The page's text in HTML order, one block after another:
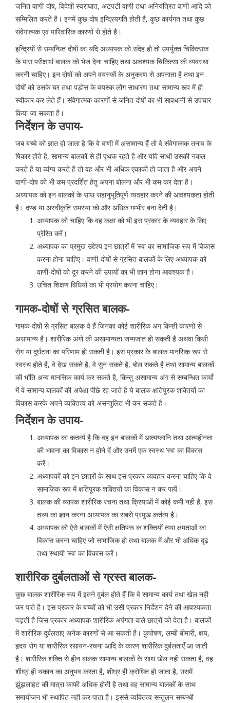
जनित वाणी-दोष, विदेशी स्वराघात, अटपटी वाणी तथा अनियंत्रित वाणी आदि को
सम्मिलित करते है। इनमें कुछ दोष इन्द्रियगति होती है, कुछ कार्यगत तथा कुछ
संवेगात्मक एवं पारिवारिक कारणों से होते है।
इन्द्रियों से सम्बन्धित दोषों का यदि अध्यापक को संदेह हो तो उपर्युक्त चिकित्सक
के पास परीक्षार्थ बालक को भेज देना चाहिए तथा आवश्यक चिकित्सा की व्यवस्था
करनी चाहिए। इन दोषों को अपने वयस्कों के अनुकरण से अपनाता है तथा इन
दोषों को उसके घर तथा पड़ोस के वयस्क लोग साधारण तथा सामान्य रूप में ही
स्वीकार कर लेते हैं। संवेगात्मक कारणों से जनित दोषों का भी सावधानी से उपचार
किया जा सकता है।
निर्देशन के उपाय-
जब बच्चे को ज्ञात हो जाता है कि वे वाणी में असामान्य हैं तो वे संवेगात्मक तनाव के
षिकार होते है, सामान्य बालकों से ही पृथक रहते है और यदि साथी उसकी नकल
करते है या व्यंग्य करते है तो वह और भी अधिक एकाकी हो जाता है और अपने
वाणी-दोष को भी कम प्रदर्शित हेतु अपना बोलना और भी कम कर देता है।
अध्यापक को इन बालकों के साथ सहानुभूतिपूर्ण व्यवहार करने की आवश्यकता होती
है। दण्ड या अस्वीकृति समस्या को और अधिक गम्भीर बना देती है।
अध्यापक को चाहिए कि वह कक्षा को भी इस प्रकार के व्यवहार के लिए
प्रेरित करें।
अध्यापक का प्रमुख उद्देश्य इन छात्रों में ‘स्व’ का सामाजिक रूप में विकास
करना होना चाहिए। वाणी-दोषों से ग्रसित बालकों के लिए अध्यापक को
वाणी-दोषों को दूर करने की उपायों का भी ज्ञान होना आवश्यक है।
उचित शिक्षण विधियों का भी प्रयोग करना चाहिए।
गामक-दोषों से ग्रसित बालक-
गामक-दोषों से ग्रसित बालक वे हैं जिनका कोई शारीरिक अंग किन्ही कारणों से
असामान्य है। शारीरिक अंगों की असामान्यता जन्मजात हो सकती है अथवा किसी
रोग या दुर्घटना का परिणाम हो सकती है। इस प्रकार के बालक मानसिक रूप से
स्वस्थ होते है, वे देख सकते है, वे सुन सकते है, बोल सकते है तथा सामान्य बालकों
की भाँति अन्य मानसिक कार्य कर सकते है, किन्तु असामान्य अंग से सम्बन्धित कार्यो
में वे सामान्य बालकों की अपेक्षा पीछे रह जाते है ये बालक क्षतिपूरक शक्तियों का
विकास करके अपने व्यक्तित्व को असन्तुलित भी कर सकते है।
निर्देशन के उपाय-
अध्यापक का कतर्व्य है कि वह इन बालकों में आत्मग्लानि तथा आत्महीनता
की भावना का विकास न होने दें और उनमें एक स्वस्थ ‘स्व’ का विकास
करें।
अध्यापकाें को इन छात्राें के साथ इस प्रकार व्यवहार करना चाहिए कि वे
सामाजिक रूप में क्षतिपूरक शक्तियों का विकास न कर पायें।
बालक की व्यापक शारीरिक रचना तथा क्रियाओं में कोई कमी नही है, इस
तथ्य का ज्ञान करना अध्यापक का सबसे प्रमुख कर्तव्य है।
अध्यापक को ऐसे बालकों में ऐसी क्षतिपरू क शक्तियों तथा क्षमताओं का
विकास करना चाहिए जो सामाजिक हो तथा बालक में और भी अधिक दृढ़
तथा स्थायी ‘स्व’ का विकास करें।
शारीरिक दुर्बलताओं से ग्रस्त बालक-
कुछ बालक शारीरिक रूप में इतने दुर्बल होते हैं कि वे सामान्य कार्य तथा खेल नही
कर पाते है। इस प्रकार के बच्चों को भी उसी प्रकार निर्देशन देने की आवश्यकता
पड़ती है जिस प्रकार अध्यापक शारीरिक अपंगता वाले छात्रों को देता है। बालकों
में शारीरिक दुर्बलताए अनेक कारणों से आ सकती है। कुपोषण, लम्बी बीमारी, क्षय,
हृदय रोग या शारीरिक रसायन-रचना आदि के कारण शारीरिक दुर्बलताएँ आ जाती
है। शारीरिक शक्ति से हीन बालक सामान्य बालकों के साथ खेल नही सकता है, वह
शीघ्र ही थकान का अनुभव करता है, शीघ्र ही क्रोधित हो जाता है, उसमें
झुंझलाहट की मात्रा काफी अधिक होती है तथा वह सामान्य बालकों के साथ
समायोजन भी स्थापित नही कर पाता है। इससे व्यक्तित्व सन्तुलन सम्बन्धी